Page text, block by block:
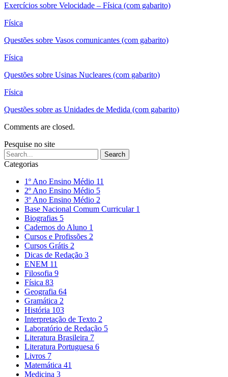
Exercícios sobre Velocidade – Física (com gabarito)
Física
Questões sobre Vasos comunicantes (com gabarito)
Física
Questões sobre Usinas Nucleares (com gabarito)
Física
Questões sobre as Unidades de Medida (com gabarito)
Comments are closed.
Pesquise no site
Categorias
1º Ano Ensino Médio 11
2º Ano Ensino Médio 5
3º Ano Ensino Médio 2
Base Nacional Comum Curricular 1
Biografias 5
Cadernos do Aluno 1
Cursos e Profissões 2
Cursos Grátis 2
Dicas de Redação 3
ENEM 11
Filosofia 9
Física 83
Geografia 64
Gramática 2
História 103
Interpretação de Texto 2
Laboratório de Redação 5
Literatura Brasileira 7
Literatura Portuguesa 6
Livros 7
Matemática 41
Medicina 3